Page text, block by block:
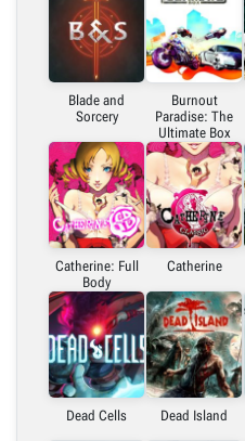
Blade and
Sorcery
Burnout
Paradise: The
Ultimate Box
Catherine: Full
Body
Catherine
Dead Cells Dead Island